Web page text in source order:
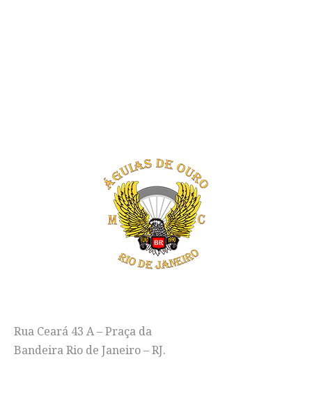
Rua Ceará 43 A – Praça da
Bandeira Rio de Janeiro – RJ.